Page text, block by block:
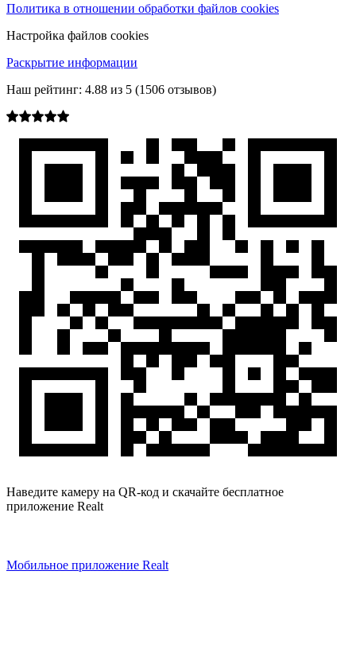
Политика в отношении обработки файлов cookies
Настройка файлов cookies
Раскрытие информации
Наш рейтинг: 4.88 из 5 (1506 отзывов)
Наведите камеру на QR-код и скачайте бесплатное
приложение Realt
Мобильное приложение Realt